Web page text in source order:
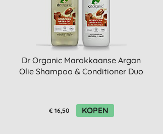
Dr Organic Marokkaanse Argan
Olie Shampoo & Conditioner Duo
€ 16,50 KOPEN